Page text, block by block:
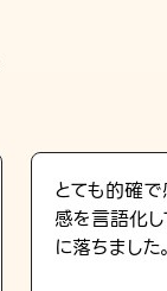
とても的確
感を言語化
に落ちました